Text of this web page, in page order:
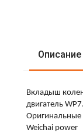
Описание
Вкладыш
двигатель
Оригинальные
Weichai power